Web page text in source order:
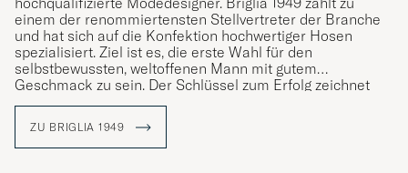
einem der renommiertensten Stellvertreter der Branche
und hat sich auf die Konfektion hochwertiger Hosen
spezialisiert. Ziel ist es, die erste Wahl für den
selbstbewussten, weltoffenen Mann mit gutem
Geschmack zu sein. Der Schlüssel zum Erfolg zeichnet
sich durch Qualität und Raffinesse aus.
Brigilia 1949 hat sich der Liebe zum Detail verschrieben,
um den Kunden höchste Wertschätzung für die Produkte
ZU BRIGLIA 1949